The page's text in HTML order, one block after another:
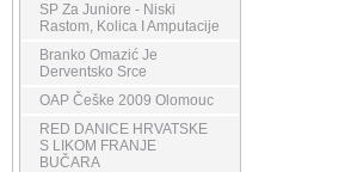
SP Za Juniore - Niski
Rastom, Kolica I Amputacije
Branko Omazić Je
Derventsko Srce
OAP Češke 2009 Olomouc
RED DANICE HRVATSKE
S LIKOM FRANJE
BUČARA